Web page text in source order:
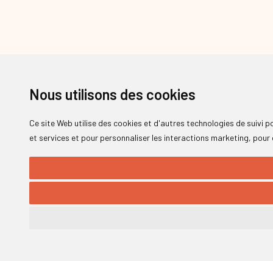
Nous utilisons des cookies
Ce site Web utilise des cookies et d'autres technologies de suivi
et services et pour personnaliser les interactions marketing, pour